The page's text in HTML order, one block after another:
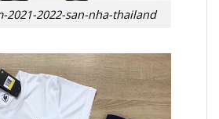
2021-2022-san-nha-thailand